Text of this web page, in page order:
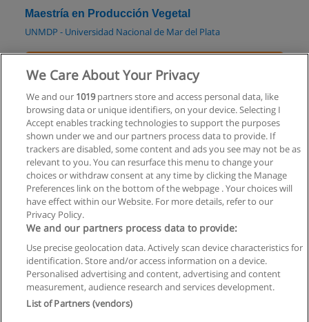
Maestría en Producción Vegetal
UNMDP - Universidad Nacional de Mar del Plata
Especialización en Agroeconomía
UNMDP - Universidad Nacional de Mar del Plata
Solicita información
Privacidad de datos
Contactar con Educaedu
Copyright © Educaedu Business S.L. - CIF : B-95610580: -
We Care About Your Privacy
We and our 1019partners store and access personal data, like
browsing data or unique identifiers, on your device. Selecting I
Accept enables tracking technologies to support the purposes
shown under we and our partners process data to provide. If
trackers are disabled, some content and ads you see may not be as
relevant to you. You can resurface this menu to change your
choices or withdraw consent at any time by clicking the Manage
Preferences link on the bottom of the webpage . Your choices will
have effect within our Website. For more details, refer to our
Privacy Policy.
We and our partners process data to provide:
Use precise geolocation data. Actively scan device characteristics for
identification. Store and/or access information on a device.
Personalised advertising and content, advertising and content
measurement, audience research and services development.
List of Partners (vendors)